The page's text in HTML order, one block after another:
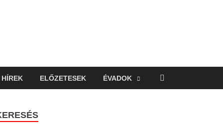
HÍREK ELŐZETESEK ÉVADOK